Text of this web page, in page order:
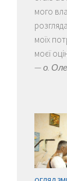
мого
моїх
моєї
—о.